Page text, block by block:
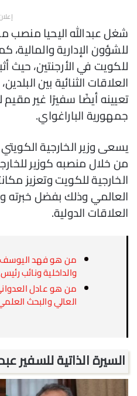
شغل عبدالله اليحيا منصب
للشؤون الإدارية
للكويت في الأرجنتين، حيث
العلاقات الثنائية بين
تعيينه أيضًا سفيرًا غير
جمهورية الباراغواي.
يسعى وزير الخارجية الكويتي
من خلال منصبه كوزير
الخارجية للكويت وتعزيز
العالمي وذلك بفضل
العلاقات الدولية.
من هو فهد اليوسف
والداخلية ونائب
من هو عادل العدواني
العالي والبحث
السيرة الذاتية للسفير